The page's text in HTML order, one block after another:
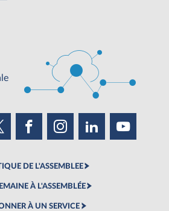
DE L'ASSEMBLEE
À L'ASSEMBLÉE
À UN SERVICE